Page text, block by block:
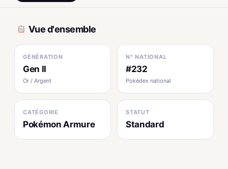
Vue d'ensemble
GÉNÉRATION
Gen II
Or / Argent
N° NATIONAL
#232
Pokédex national
CATÉGORIE
Pokémon Armure
STATUT
Standard